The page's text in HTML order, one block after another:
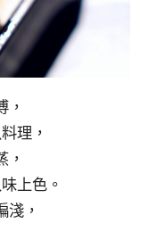
，
理，
，
上色。
淺，